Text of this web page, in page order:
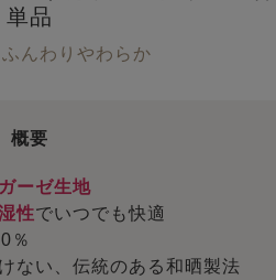
単品
んわりやわらか
概要
ーゼ生地
性でいつでも快適
％
ない、伝統のある和晒製法